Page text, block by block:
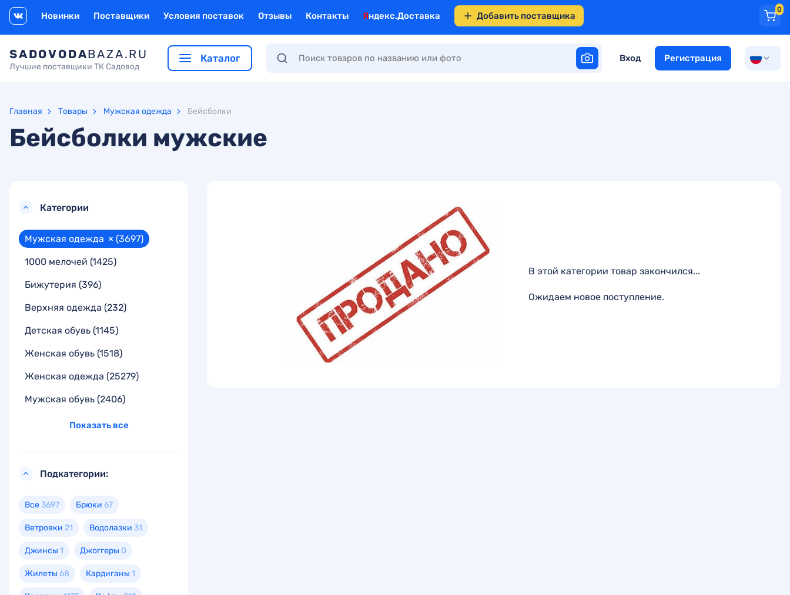
Новинки Поставщики Условия поставок Отзывы Контакты Яндекс.Доставка Добавить поставщика
0
SADOVODABAZA.RU
Лучшие поставщики ТК Садовод
Каталог Вход Регистрация
Главная Товары Мужская одежда Бейсболки
Бейсболки мужские
Категории
Мужская одежда × (3697)
1000 мелочей (1425)
Бижутерия (396)
Верхняя одежда (232)
Детская обувь (1145)
Женская обувь (1518)
Женская одежда (25279)
Мужская обувь (2406)
Показать все
Подкатегории:
Все 3697 Брюки 67
Ветровки 21 Водолазки 31
Джинсы 1 Джоггеры 0
Жилеты 68 Кардиганы 1
В этой категории товар закончился...
Ожидаем новое поступление.